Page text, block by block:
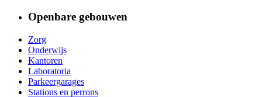
Openbare gebouwen
Zorg
Onderwijs
Kantoren
Laboratoria
Parkeergarages
Stations en perrons